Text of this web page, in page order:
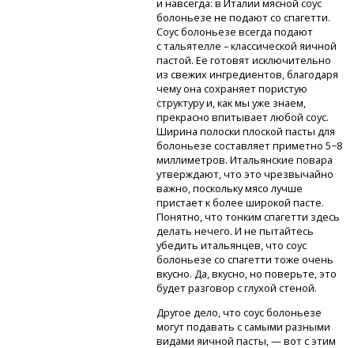
и навсегда: в Италии мясной соус
болоньезе не подают со спагетти.
Соус болоньезе всегда подают
с тальятелле – классической яичной
пастой. Ее готовят исключительно
из свежих ингредиентов, благодаря
чему она сохраняет пористую
структуру и, как мы уже знаем,
прекрасно впитывает любой соус.
Ширина полоски плоской пасты для
болоньезе составляет приметно 5−8
миллиметров. Итальянские повара
утверждают, что это чрезвычайно
важно, поскольку мясо лучше
пристает к более широкой пасте.
Понятно, что тонким спагетти здесь
делать нечего. И не пытайтесь
убедить итальянцев, что соус
болоньезе со спагетти тоже очень
вкусно. Да, вкусно, но поверьте, это
будет разговор с глухой стеной.
Другое дело, что соус болоньезе
могут подавать с самыми разными
видами яичной пасты, — вот с этим